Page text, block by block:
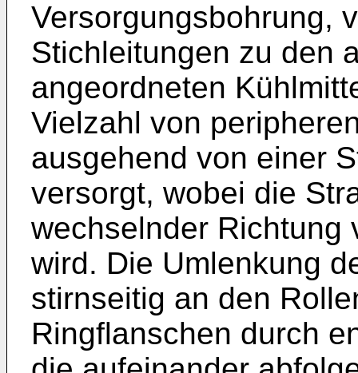
Versorgungsbohrung,
Stichleitungen zu den
angeordneten
Vielzahl von
ausgehend von einer
versorgt, wobei die
wechselnder Richtung
wird. Die Umlenkung
stirnseitig an den
Ringflanschen durch